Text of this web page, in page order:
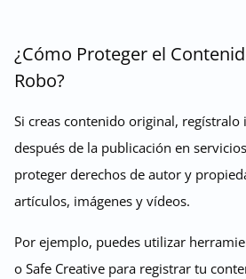
¿Cómo Proteger el
Robo?
Si creas contenido original,
después de la publicación en
proteger derechos de autor y
artículos, imágenes y vídeos.
Por ejemplo, puedes utilizar
o Safe Creative para registrar tu